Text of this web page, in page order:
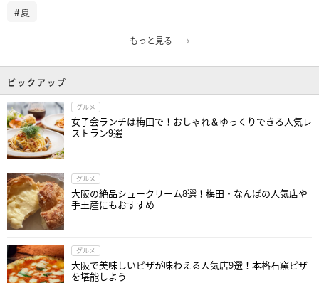
夏
もっと見る
ピックアップ
グルメ
女子会ランチは梅田で！おしゃれ＆ゆっくりできる人気レ
ストラン9選
グルメ
大阪の絶品シュークリーム8選！梅田・なんばの人気店や
手土産にもおすすめ
グルメ
大阪で美味しいピザが味わえる人気店9選！本格石窯ピザ
を堪能しよう